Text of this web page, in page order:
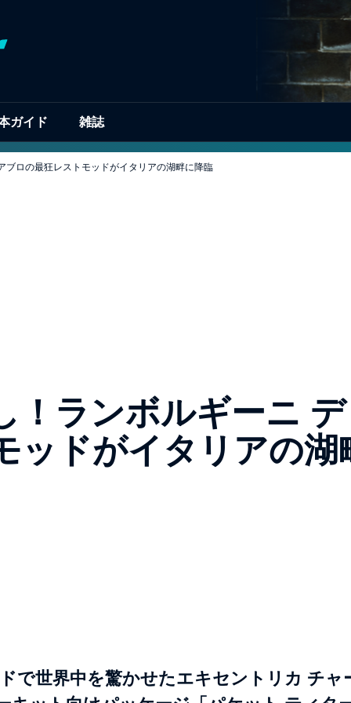
ガイド 雑誌
ロの最狂レストモッドがイタリアの湖畔に降臨
！ランボルギーニ
ッドがイタリアの湖
で世界中を驚かせたエキセントリカ チャ